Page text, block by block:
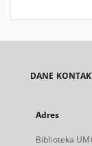
DANE
Adres
Biblioteka